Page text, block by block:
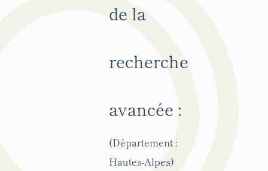
de la
recherche
avancée :
(Département :
Hautes-Alpes)